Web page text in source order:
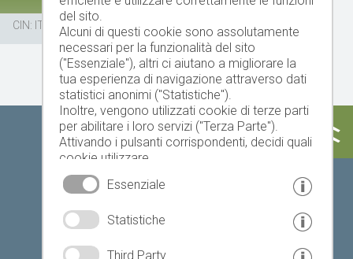
CIN: IT021003A1FR96BNE4
del sito.
Alcuni di questi cookie sono assolutamente
necessari per la funzionalità del sito
("Essenziale"), altri ci aiutano a migliorare la
tua esperienza di navigazione attraverso dati
statistici anonimi ("Statistiche").
Inoltre, vengono utilizzati cookie di terze parti
per abilitare i loro servizi ("Terza Parte").
Attivando i pulsanti corrispondenti, decidi quali
cookie utilizzare.
Cliccando su "Accetta tutto", "Salva selezione"
o "Rifiuta selezione", dichiari di consentire l'uso
Il tuo consenso Puoi revocarlo in qualsiasi
Essenziale
Statistiche
Third Party